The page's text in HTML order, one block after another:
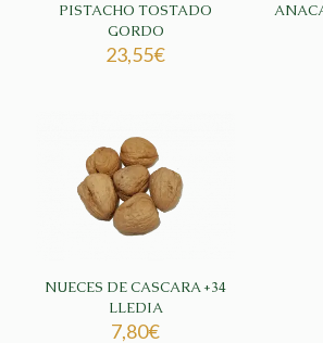
PISTACHO TOSTADO
GORDO
23,55€
NUECES DE CASCARA +34
LLEDIA
7,80€